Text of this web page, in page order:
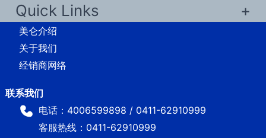
Quick Links
美仑介绍
关于我们
经销商网络
电话：4006599898 / 0411-62910999
客服热线：0411-62910999